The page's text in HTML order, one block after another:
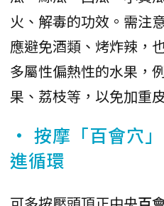
火、解毒的功效。需注
應避免酒類、烤炸辣，
多屬性偏熱性的水果，
果、荔枝等，以免加重
• 按摩「百會穴
進循環